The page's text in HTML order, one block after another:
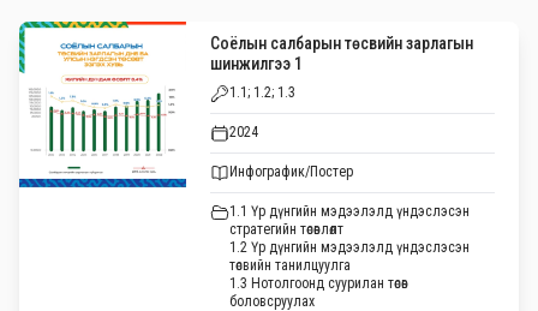
Соёлын салбарын төсвийн зарлагын
шинжилгээ 1
1.1; 1.2; 1.3
2024
Инфографик/Постер
1.1 Үр дүнгийн мэдээлэлд үндэслэсэн
стратегийн төсөвлөлт
1.2 Үр дүнгийн мэдээлэлд үндэслэсэн
төсвийн танилцуулга
1.3 Нотолгоонд суурилан төсөв
боловсруулах